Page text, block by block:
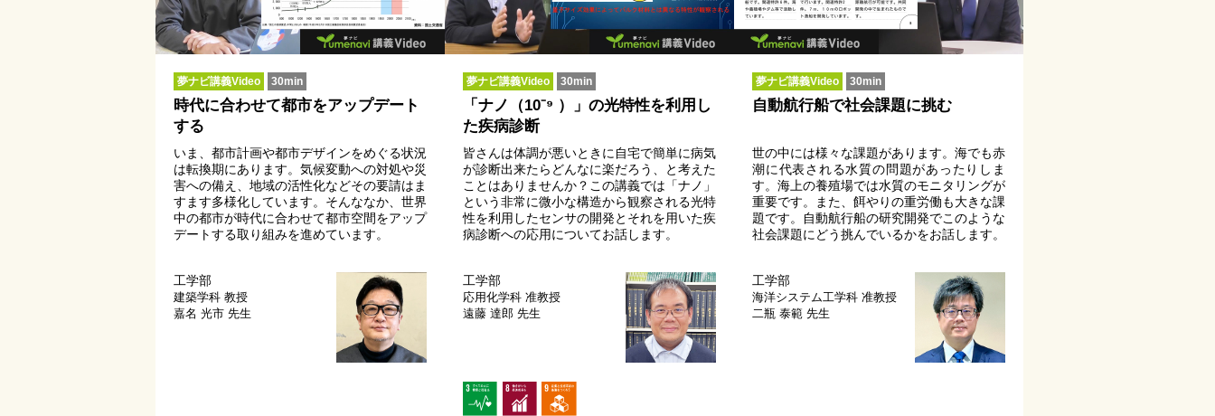
夢ナビ講義Video 30min
時代に合わせて都市をアップデート
する
いま、都市計画や都市デザインをめぐる状況
は転換期にあります。気候変動への対処や災
害への備え、地域の活性化などその要請はま
すます多様化しています。そんななか、世界
中の都市が時代に合わせて都市空間をアップ
デートする取り組みを進めています。
工学部
建築学科 教授
嘉名 光市 先生
夢ナビ講義Video 30min
「ナノ（10⁻⁹ ）」の光特性を利用し
た疾病診断
皆さんは体調が悪いときに自宅で簡単に病気
が診断出来たらどんなに楽だろう、と考えた
ことはありませんか？この講義では「ナノ」
という非常に微小な構造から観察される光特
性を利用したセンサの開発とそれを用いた疾
病診断への応用についてお話します。
工学部
応用化学科 准教授
遠藤 達郎 先生
夢ナビ講義Video 30min
自動航行船で社会課題に挑む
世の中には様々な課題があります。海でも赤
潮に代表される水質の問題があったりしま
す。海上の養殖場では水質のモニタリングが
重要です。また、餌やりの重労働も大きな課
題です。自動航行船の研究開発でこのような
社会課題にどう挑んでいるかをお話します。
工学部
海洋システム工学科 准教授
二瓶 泰範 先生